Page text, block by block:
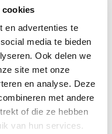
cookies
en advertenties te
media te bieden
Ook delen we
site met onze
en analyse. Deze
met andere
of die ze hebben
van hun services.
zaalsporten, maar ook
te verdelen in kleinere
ruimte voor
en 1 met houten
en